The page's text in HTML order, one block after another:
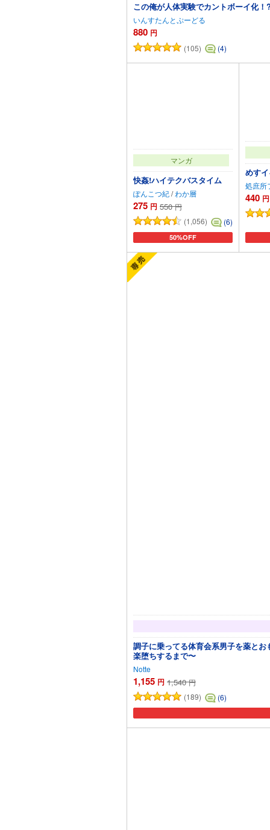
この俺が人体実験でカントボーイ化
いんすたんとぷーどる
880 円
(105) (4)
マンガ
快姦!ハイテクバスタイム
ぽんこつ紀/ わか層
275 円 550 円
(1,056)
(6)
50%OFF
カートに追加
めす
処庶所
440 円
調子に乗ってる体育会系男子を薬と
楽堕ちするまで〜
Notte
1,155 円 1,540 円
(189)
(6)